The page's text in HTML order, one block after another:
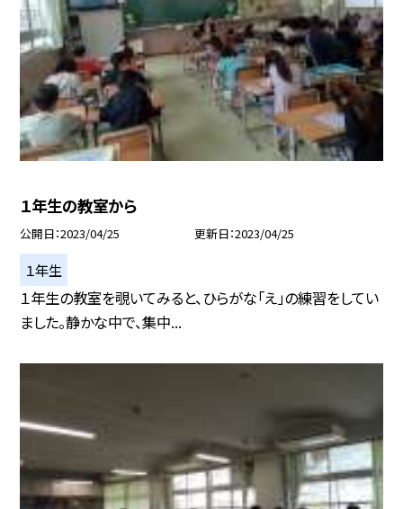
１年生の教室から
公開日 2023/04/25 更新日 2023/04/25
１年生
１年生の教室を覗いてみると、ひらがな「え」の練習をしてい
ました。静かな中で、集中...